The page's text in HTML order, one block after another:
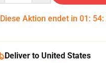
Diese Aktion endet in 01 : 54:
Deliver to United States